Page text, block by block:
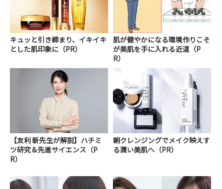
キュッと引き締まり、イキイキ
とした肌印象に（PR）
肌が健やかになる環境作りこそ
が美肌を手に入れる近道（P
R）
【友利 新先生が解説】ハチミ
ツ研究＆先進サイエンス（P
R）
朝クレンジングでメイク映えす
る潤い美肌へ（PR）